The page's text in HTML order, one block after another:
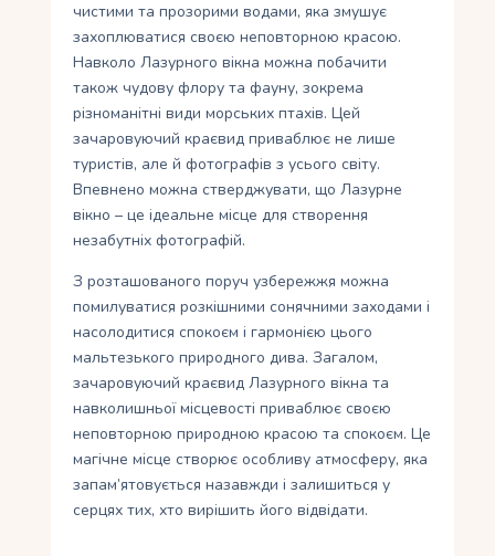
чистими та прозорими водами, яка змушує
захоплюватися своєю неповторною красою.
Навколо Лазурного вікна можна побачити
також чудову флору та фауну, зокрема
різноманітні види морських птахів. Цей
зачаровуючий краєвид приваблює не лише
туристів, але й фотографів з усього світу.
Впевнено можна стверджувати, що Лазурне
вікно – це ідеальне місце для створення
незабутніх фотографій.
З розташованого поруч узбережжя можна
помилуватися розкішними сонячними заходами і
насолодитися спокоєм і гармонією цього
мальтезького природного дива. Загалом,
зачаровуючий краєвид Лазурного вікна та
навколишньої місцевості приваблює своєю
неповторною природною красою та спокоєм. Це
магічне місце створює особливу атмосферу, яка
запам’ятовується назавжди і залишиться у
серцях тих, хто вирішить його відвідати.